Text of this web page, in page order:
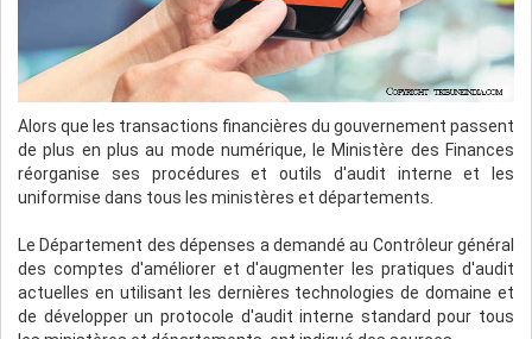
Alors que les transactions financières du gouvernement passent
de plus en plus au mode numérique, le Ministère des Finances
réorganise ses procédures et outils d'audit interne et les
uniformise dans tous les ministères et départements.
Le Département des dépenses a demandé au Contrôleur général
des comptes d'améliorer et d'augmenter les pratiques d'audit
actuelles en utilisant les dernières technologies de domaine et
de développer un protocole d'audit interne standard pour tous